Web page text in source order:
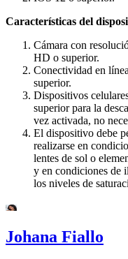
Características del
Cámara con
HD o superior.
Conectividad en
superior.
Dispositivos
superior para la
vez activada, no
El dispositivo debe
realizarse en
lentes de sol o
y en condiciones de
los niveles de
Johana Fiallo